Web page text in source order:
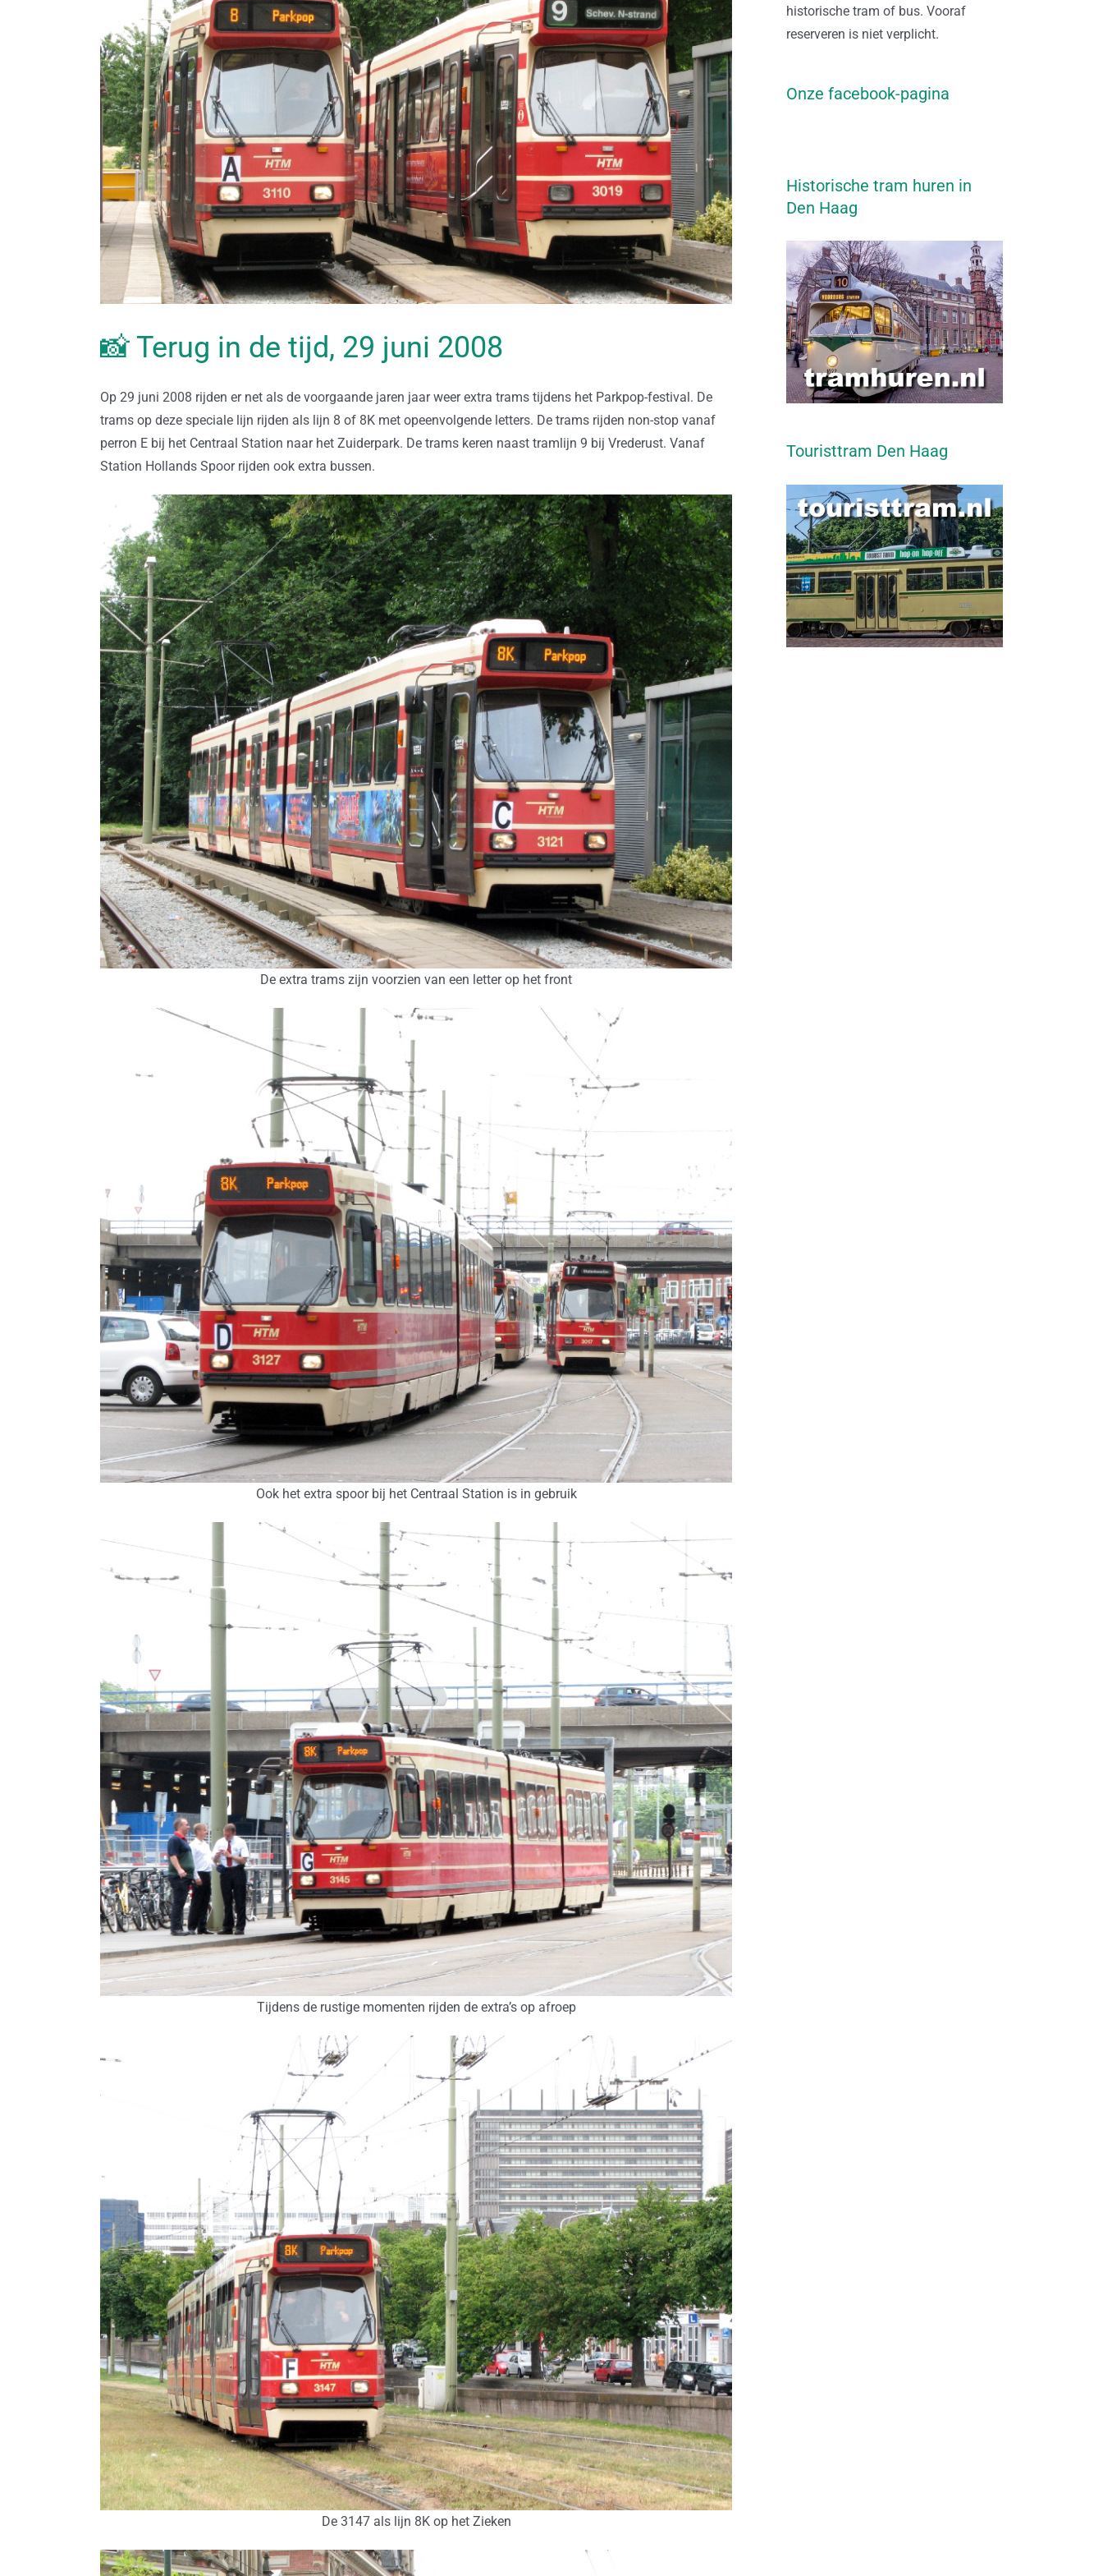
📸 Terug in de tijd, 29 juni 2008
Op 29 juni 2008 rijden er net als de voorgaande jaren jaar weer extra trams tijdens het Parkpop-festival. De
trams op deze speciale lijn rijden als lijn 8 of 8K met opeenvolgende letters. De trams rijden non-stop vanaf
perron E bij het Centraal Station naar het Zuiderpark. De trams keren naast tramlijn 9 bij Vrederust. Vanaf
Station Hollands Spoor rijden ook extra bussen.
De extra trams zijn voorzien van een letter op het front
Ook het extra spoor bij het Centraal Station is in gebruik
Tijdens de rustige momenten rijden de extra’s op afroep
De 3147 als lijn 8K op het Zieken
historische tram of bus. Vooraf
reserveren is niet verplicht.
Onze facebook-pagina
Historische tram huren in
Den Haag
Touristtram Den Haag